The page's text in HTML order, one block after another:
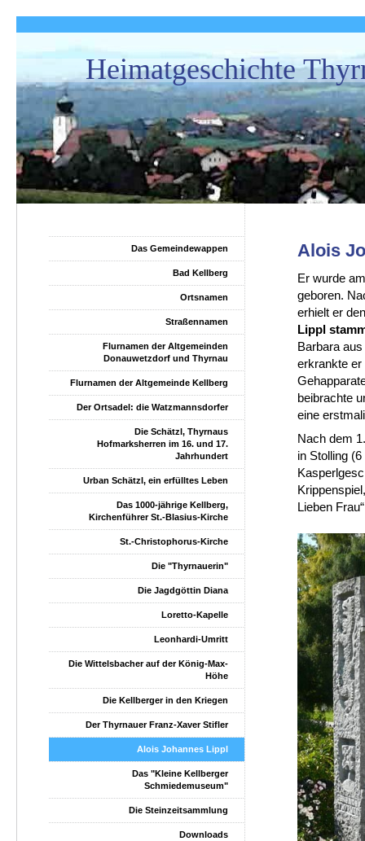
Heimatgeschichte
Alois
Er wurde
geboren.
erhielt er
Lippl
Barbara
erkrankte er
beibrachte
eine
Nach dem
in Stolling
Lieben
Das Gemeindewappen
Bad Kellberg
Ortsnamen
Straßennamen
Flurnamen der Altgemeinden
Donauwetzdorf und Thyrnau
Flurnamen der Altgemeinde Kellberg
Der Ortsadel: die Watzmannsdorfer
Die Schätzl, Thyrnaus
Hofmarksherren im 16. und 17.
Jahrhundert
Urban Schätzl, ein erfülltes Leben
Das 1000-jährige Kellberg,
Kirchenführer St.-Blasius-Kirche
St.-Christophorus-Kirche
Die "Thyrnauerin"
Die Jagdgöttin Diana
Loretto-Kapelle
Leonhardi-Umritt
Die Wittelsbacher auf der König-Max-
Höhe
Die Kellberger in den Kriegen
Der Thyrnauer Franz-Xaver Stifler
Alois Johannes Lippl
Das "Kleine Kellberger
Schmiedemuseum"
Die Steinzeitsammlung
Downloads